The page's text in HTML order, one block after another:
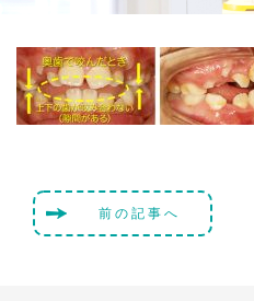
前の記事へ